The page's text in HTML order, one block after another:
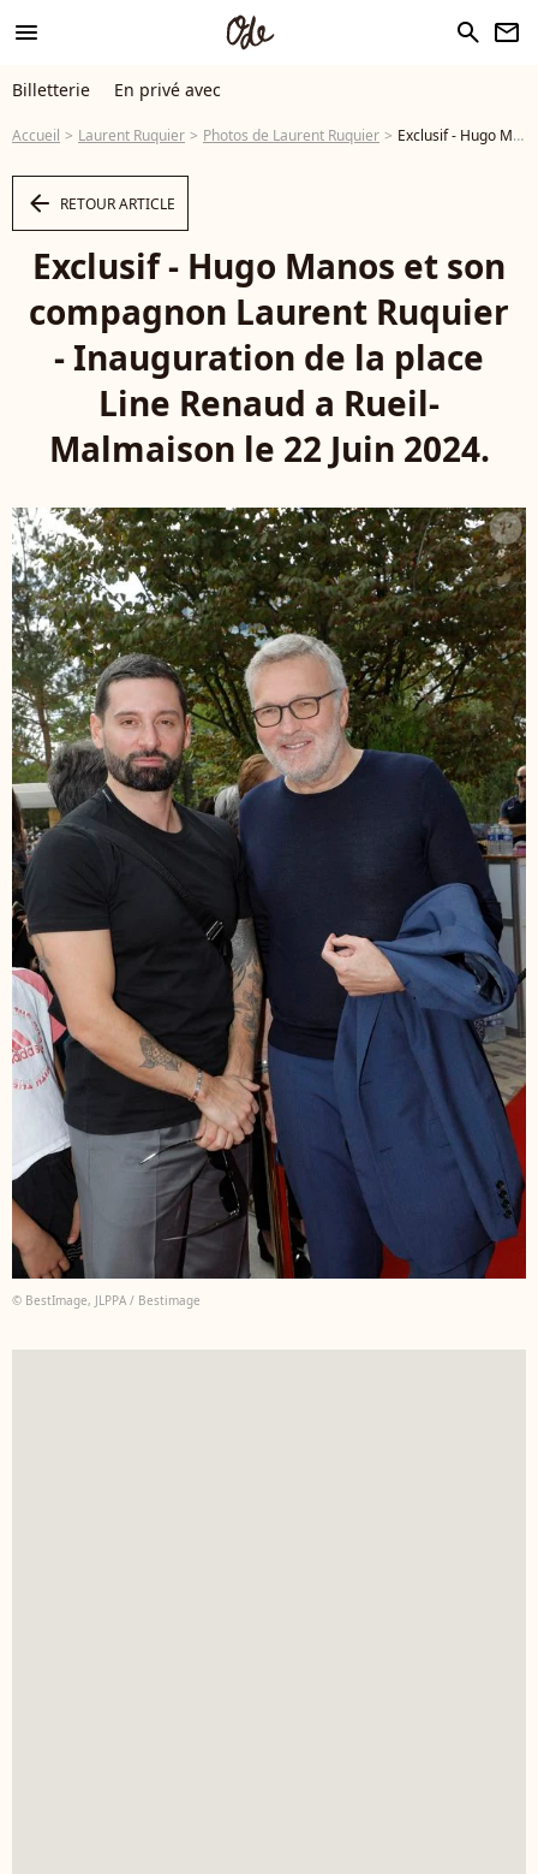
menu search newsletter
Billetterie En privé avec
Accueil Laurent Ruquier Photos de Laurent Ruquier Exclusif - Hugo Manos et son compagnon Laurent Ruquier - Inauguration de la place Line Renaud a Rueil-Malmaison le 22 Juin 2024. © Jlppa / Bestimage - Photo
arrow_left RETOUR ARTICLE
Exclusif - Hugo Manos et son
compagnon Laurent Ruquier
- Inauguration de la place
Line Renaud a Rueil-
Malmaison le 22 Juin 2024.
© BestImage, JLPPA / Bestimage